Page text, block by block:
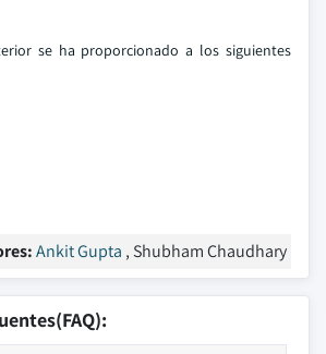
se ha proporcionado a los siguientes
Ankit Gupta , Shubham Chaudhary